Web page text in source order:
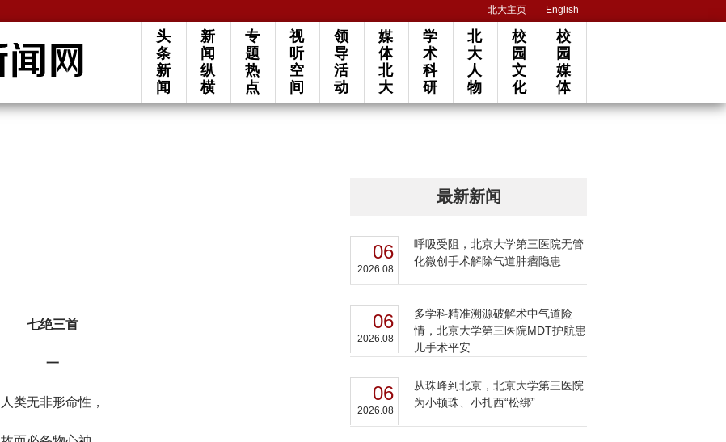
北大主页 English
头
条
新
闻
新
闻
纵
横
专
题
热
点
视
听
空
间
领
导
活
动
媒
体
北
大
学
术
科
研
北
大
人
物
校
园
文
化
校
园
媒
体
七绝三首
一
人类无非形命性，
最新新闻
06
2026.08
呼吸受阻，北京大学第三医院无管
化微创手术解除气道肿瘤隐患
06
2026.08
多学科精准溯源破解术中气道险
情，北京大学第三医院MDT护航患
儿手术平安
06
2026.08
从珠峰到北京，北京大学第三医院
为小顿珠、小扎西“松绑”